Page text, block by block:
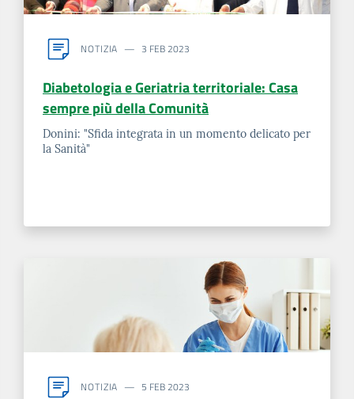
NOTIZIA 3 FEB 2023
Diabetologia e Geriatria territoriale: Casa
sempre più della Comunità
Donini: "Sfida integrata in un momento delicato per
la Sanità"
NOTIZIA 5 FEB 2023